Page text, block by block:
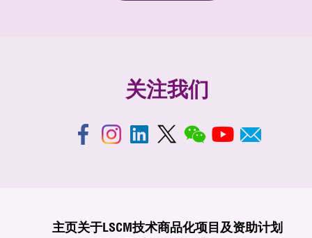
关注我们
主页关于LSCM技术商品化项目及资助计划